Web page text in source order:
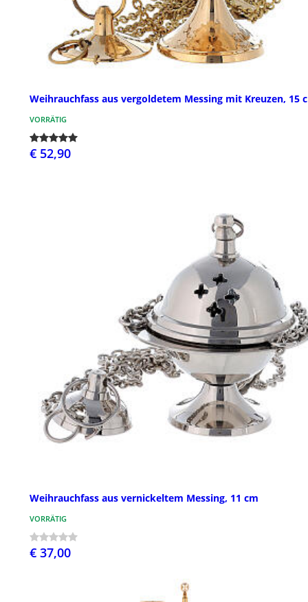
Weihrauchfass aus vergoldetem Messing mit Kreuzen, 15
VORRÄTIG
€ 52,90
Weihrauchfass aus vernickeltem Messing, 11 cm
VORRÄTIG
€ 37,00